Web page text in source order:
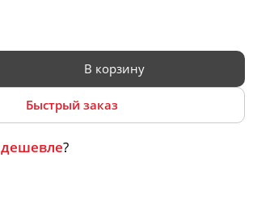
В корзину
Быстрый заказ
дешевле?